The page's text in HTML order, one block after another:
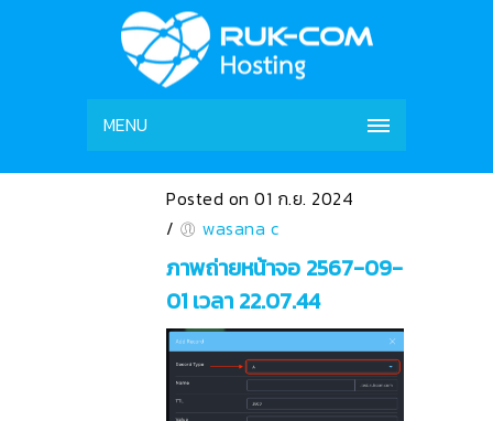
MENU
Posted on 01 ก.ย. 2024
/
wasana c
ภาพถ่ายหน้าจอ 2567-09-
01 เวลา 22.07.44